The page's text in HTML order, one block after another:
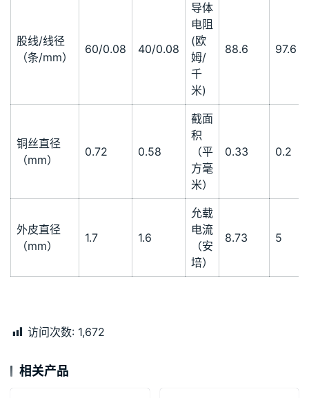
股线/线径
（条/mm）
60/0.08 40/0.08
导体
电阻
(欧
姆/
千
米)
88.6 97.6
铜丝直径
（mm）
0.72 0.58
截面
积
（平
方毫
米）
0.33 0.2
外皮直径
（mm）
1.7 1.6
允载
电流
（安
培）
8.73 5
访问次数: 1,672
相关产品